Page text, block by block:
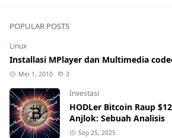
POPULAR POSTS
Linux
Installasi MPlayer dan Multimedia
Mei 1, 2010 3
Investasi
HODLer Bitcoin Raup
Anjlok: Sebuah Analisis
Sep 25, 2025